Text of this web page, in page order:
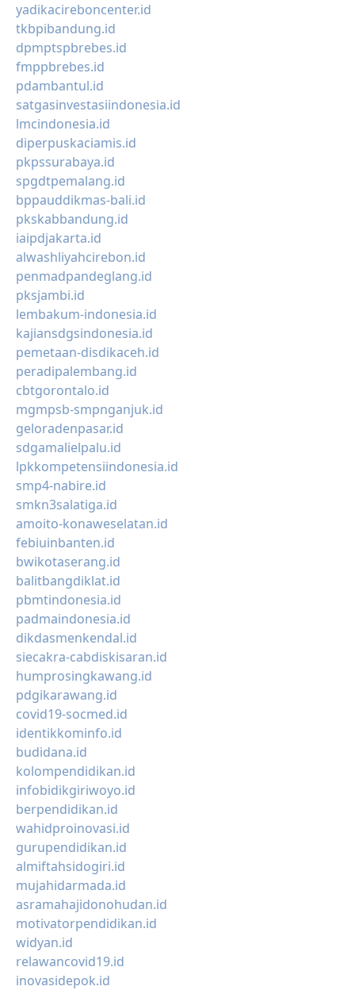
yadikacireboncenter.id
tkbpibandung.id
dpmptspbrebes.id
fmppbrebes.id
pdambantul.id
satgasinvestasiindonesia.id
lmcindonesia.id
diperpuskaciamis.id
pkpssurabaya.id
spgdtpemalang.id
bppauddikmas-bali.id
pkskabbandung.id
iaipdjakarta.id
alwashliyahcirebon.id
penmadpandeglang.id
pksjambi.id
lembakum-indonesia.id
kajiansdgsindonesia.id
pemetaan-disdikaceh.id
peradipalembang.id
cbtgorontalo.id
mgmpsb-smpnganjuk.id
geloradenpasar.id
sdgamalielpalu.id
lpkkompetensiindonesia.id
smp4-nabire.id
smkn3salatiga.id
amoito-konaweselatan.id
febiuinbanten.id
bwikotaserang.id
balitbangdiklat.id
pbmtindonesia.id
padmaindonesia.id
dikdasmenkendal.id
siecakra-cabdiskisaran.id
humprosingkawang.id
pdgikarawang.id
covid19-socmed.id
identikkominfo.id
budidana.id
kolompendidikan.id
infobidikgiriwoyo.id
berpendidikan.id
wahidproinovasi.id
gurupendidikan.id
almiftahsidogiri.id
mujahidarmada.id
asramahajidonohudan.id
motivatorpendidikan.id
widyan.id
relawancovid19.id
inovasidepok.id